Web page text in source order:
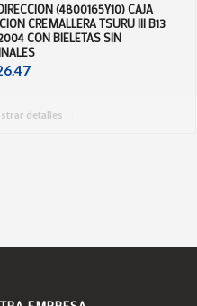
(4800165Y10) CAJA
CREMALLERA TSURU III B13
CON BIELETAS SIN
detalles